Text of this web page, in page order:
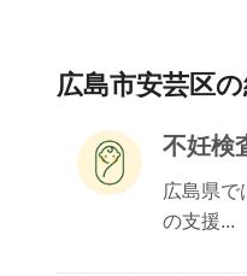
広島市安芸区の
不妊検
広島県で
の支援...